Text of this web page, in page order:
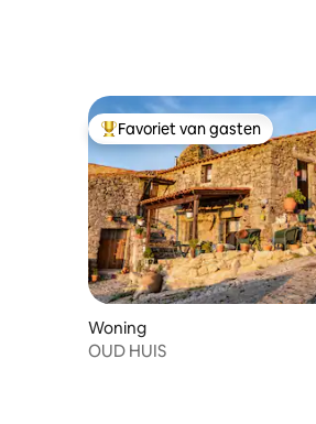
Topfavoriet van gasten
Favoriet van gasten
Woning
OUD HUIS